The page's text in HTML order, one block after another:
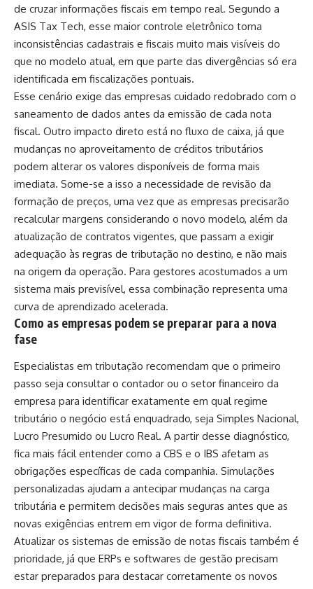
de cruzar informações fiscais em tempo real. Segundo a
ASIS Tax Tech, esse maior controle eletrônico torna
inconsistências cadastrais e fiscais muito mais visíveis do
que no modelo atual, em que parte das divergências só era
identificada em fiscalizações pontuais.
Esse cenário exige das empresas cuidado redobrado com o
saneamento de dados antes da emissão de cada nota
fiscal. Outro impacto direto está no fluxo de caixa, já que
mudanças no aproveitamento de créditos tributários
podem alterar os valores disponíveis de forma mais
imediata. Some-se a isso a necessidade de revisão da
formação de preços, uma vez que as empresas precisarão
recalcular margens considerando o novo modelo, além da
atualização de contratos vigentes, que passam a exigir
adequação às regras de tributação no destino, e não mais
na origem da operação. Para gestores acostumados a um
sistema mais previsível, essa combinação representa uma
curva de aprendizado acelerada.
Como as empresas podem se preparar para a nova
fase
Especialistas em tributação recomendam que o primeiro
passo seja consultar o contador ou o setor financeiro da
empresa para identificar exatamente em qual regime
tributário o negócio está enquadrado, seja Simples Nacional,
Lucro Presumido ou Lucro Real. A partir desse diagnóstico,
fica mais fácil entender como a CBS e o IBS afetam as
obrigações específicas de cada companhia. Simulações
personalizadas ajudam a antecipar mudanças na carga
tributária e permitem decisões mais seguras antes que as
novas exigências entrem em vigor de forma definitiva.
Atualizar os sistemas de emissão de notas fiscais também é
prioridade, já que ERPs e softwares de gestão precisam
estar preparados para destacar corretamente os novos